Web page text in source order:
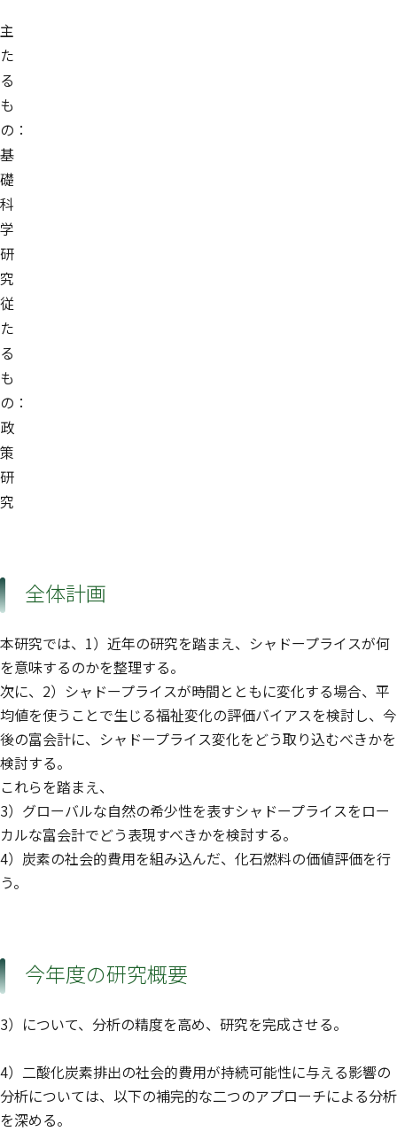
主
た
る
も
の：
基
礎
科
学
研
究
従
た
る
も
の：
政
策
研
究
全体計画
本研究では、1）近年の研究を踏まえ、シャドープライスが何
を意味するのかを整理する。
次に、2）シャドープライスが時間とともに変化する場合、平
均値を使うことで生じる福祉変化の評価バイアスを検討し、今
後の富会計に、シャドープライス変化をどう取り込むべきかを
検討する。
これらを踏まえ、
3）グローバルな自然の希少性を表すシャドープライスをロー
カルな富会計でどう表現すべきかを検討する。
4）炭素の社会的費用を組み込んだ、化石燃料の価値評価を行
う。
今年度の研究概要
3）について、分析の精度を高め、研究を完成させる。
4）二酸化炭素排出の社会的費用が持続可能性に与える影響の
分析については、以下の補完的な二つのアプローチによる分析
を深める。